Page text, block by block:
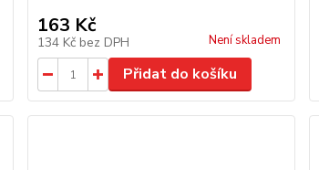
163 Kč
134 Kč bez DPH Není skladem
Přidat do košíku